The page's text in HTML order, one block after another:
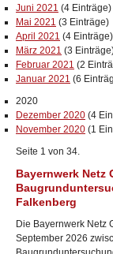
Juni 2021 (4 Einträge)
Mai 2021 (3 Einträge)
April 2021 (4 Einträge)
März 2021 (3
Februar 2021 (2
Januar 2021 (6
2020
Dezember 2020 (4
November 2020 (1
Seite 1 von 34.
Bayernwerk Netz
Falkenberg
Die Bayernwerk Netz
September 2026